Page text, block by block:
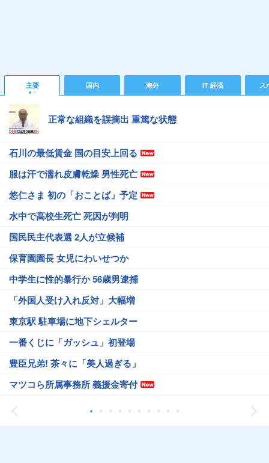
主要 国内 海外 IT 経済 ス
正常な組織を誤摘出 重篤な状態
石川の最低賃金 国の目安上回る
服は汗で濡れ皮膚乾燥 男性死亡
悠仁さま 初の「おことば」予定
水中で高校生死亡 死因が判明
国民民主代表選 2人が立候補
保育園園長 女児にわいせつか
中学生に性的暴行か 56歳男逮捕
「外国人受け入れ反対」大幅増
東京駅 駐車場に地下シェルター
一番くじに「ガッシュ」初登場
豊臣兄弟! 茶々に「美人過ぎる」
マツコら所属事務所 義援金寄付